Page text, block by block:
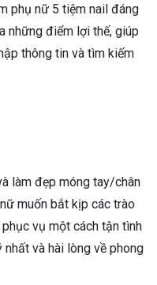
phụ nữ 5 tiệm nail đáng
những điểm lợi thế, giúp
thông tin và tìm kiếm
làm đẹp móng tay/chân
muốn bắt kịp các trào
vụ một cách tận tình
và hài lòng về phong